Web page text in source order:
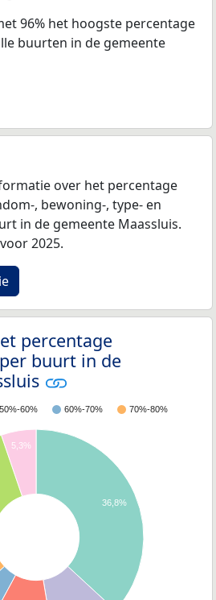
96% het hoogste percentage
buurten in de gemeente
over het percentage
, bewoning-, type- en
in de gemeente Maassluis.
2025.
percentage
buurt in de
50%-60% 60%-70%
70%-80%
36,8%
5,3%